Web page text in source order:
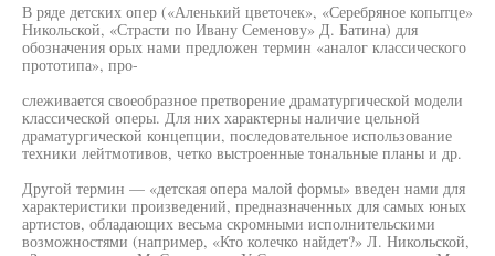
В ряде детских опер («Аленький цветочек», «Серебряное копытце»
Никольской, «Страсти по Ивану Семенову» Д. Батина) для
обозначения орых нами предложен термин «аналог классического
прототипа», про-
слеживается своеобразное претворение драматургической модели
классической оперы. Для них характерны наличие цельной
драматургической концепции, последовательное использование
техники лейтмотивов, четко выстроенные тональные планы и др.
Другой термин — «детская опера малой формы» введен нами для
характеристики произведений, предназначенных для самых юных
артистов, обладающих весьма скромными исполнительскими
возможностями (например, «Кто колечко найдет?» Л. Никольской,